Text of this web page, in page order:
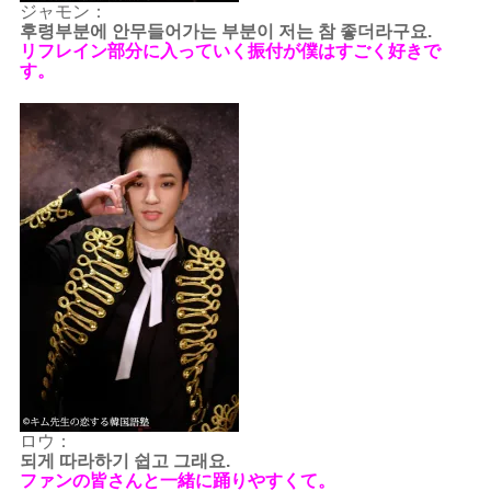
ジャモン：
후령부분에 안무들어가는 부분이 저는 참 좋더라구요.
リフレイン部分に入っていく振付が僕はすごく好きで
す。
ロウ：
되게 따라하기 쉽고 그래요.
ファンの皆さんと一緒に踊りやすくて。